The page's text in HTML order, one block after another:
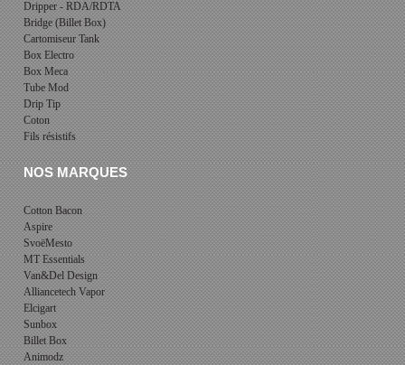
Dripper - RDA/RDTA
Bridge (Billet Box)
Cartomiseur Tank
Box Electro
Box Meca
Tube Mod
Drip Tip
Coton
Fils résistifs
NOS MARQUES
Cotton Bacon
Aspire
SvoëMesto
MT Essentials
Van&Del Design
Alliancetech Vapor
Elcigart
Sunbox
Billet Box
Animodz